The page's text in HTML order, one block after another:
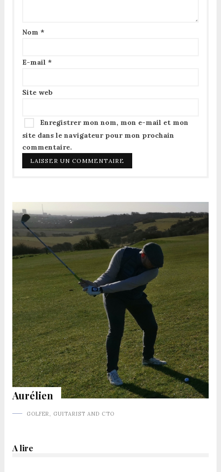
Nom *
E-mail *
Site web
Enregistrer mon nom, mon e-mail et mon
site dans le navigateur pour mon prochain
commentaire.
Aurélien
GOLFER, GUITARIST AND CTO
A lire